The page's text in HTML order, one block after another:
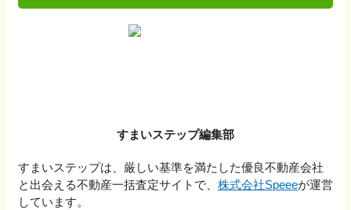
すまいステップ編集部
すまいステップは、厳しい基準を満たした優良不動産会社
と出会える不動産一括査定サイトで、 株式会社Speeeが運営
しています。